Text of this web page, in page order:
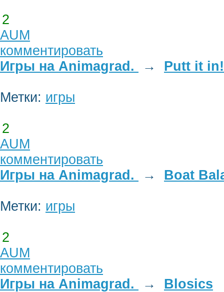
2
AUM
комментировать
Игры на Animagrad.
→ Putt it
Метки: игры
2
AUM
комментировать
Игры на Animagrad.
→ Boat
Метки: игры
2
AUM
комментировать
Игры на Animagrad.
→ Blosics